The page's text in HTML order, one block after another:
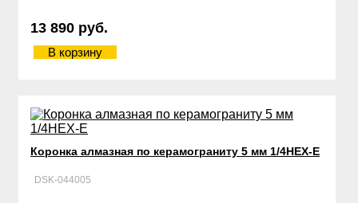
13 890 руб.
В корзину
Коронка алмазная по керамограниту 5 мм 1/4HEX-E
DSK-044005